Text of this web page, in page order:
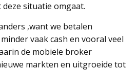
situatie omgaat.
,want we betalen
vaak cash en vooral veel
de mobiele broker
markten en uitgroeide tot